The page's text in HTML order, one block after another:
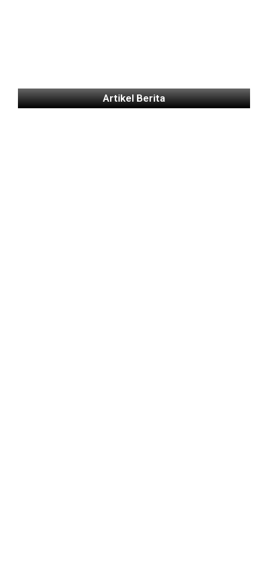
Artikel Berita